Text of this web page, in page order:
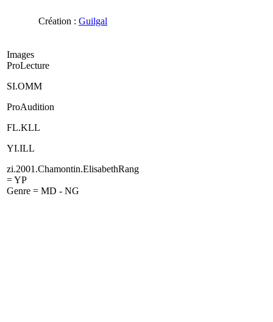
Création : Guilgal
Images
ProLecture
SI.OMM
ProAudition
FL.KLL
YI.ILL
zi.2001.Chamontin.ElisabethRang
= YP
Genre = MD - NG